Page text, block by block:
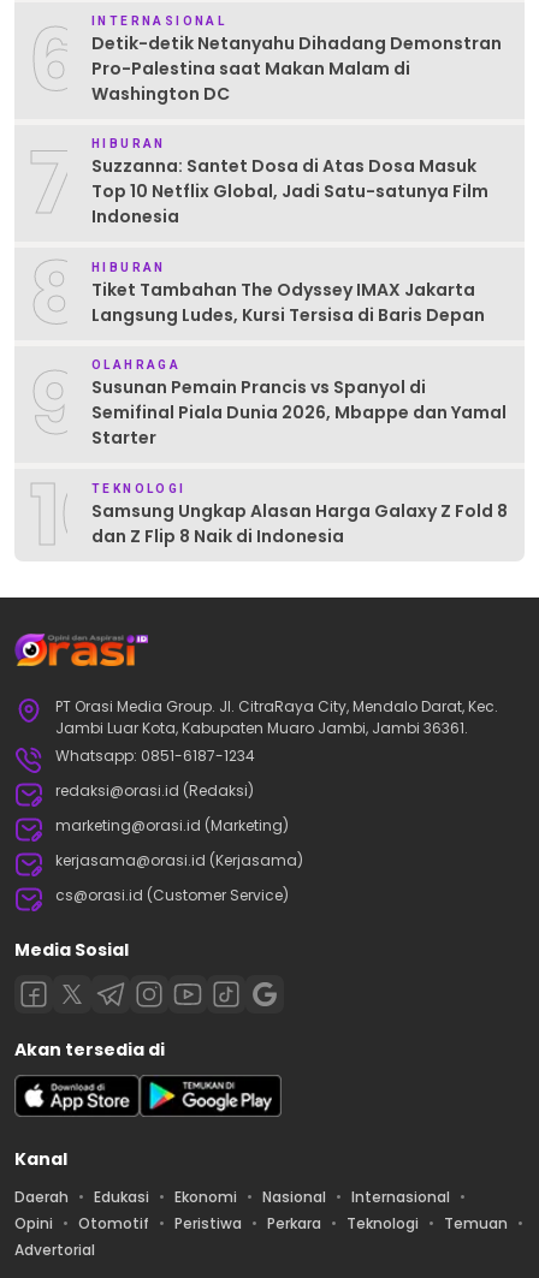
6 INTERNASIONAL
Detik-detik Netanyahu Dihadang Demonstran
Pro-Palestina saat Makan Malam di
Washington DC
7 HIBURAN
Suzzanna: Santet Dosa di Atas Dosa Masuk
Top 10 Netflix Global, Jadi Satu-satunya Film
Indonesia
8 HIBURAN
Tiket Tambahan The Odyssey IMAX Jakarta
Langsung Ludes, Kursi Tersisa di Baris Depan
9 OLAHRAGA
Susunan Pemain Prancis vs Spanyol di
Semifinal Piala Dunia 2026, Mbappe dan Yamal
Starter
10TEKNOLOGI
Samsung Ungkap Alasan Harga Galaxy Z Fold 8
dan Z Flip 8 Naik di Indonesia
PT Orasi Media Group. Jl. CitraRaya City, Mendalo Darat, Kec.
Jambi Luar Kota, Kabupaten Muaro Jambi, Jambi 36361.
Whatsapp: 0851-6187-1234
redaksi@orasi.id (Redaksi)
marketing@orasi.id (Marketing)
kerjasama@orasi.id (Kerjasama)
cs@orasi.id (Customer Service)
Media Sosial
Akan tersedia di
Kanal
Daerah Edukasi Ekonomi Nasional
Internasional
Opini
Otomotif Peristiwa Perkara Teknologi
Temuan
Advertorial